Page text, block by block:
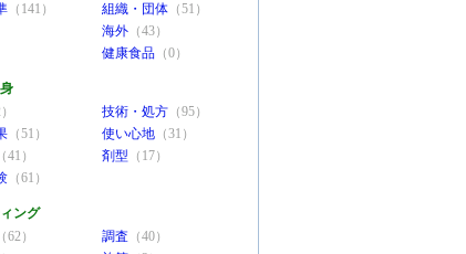
（141） 組織・団体 （51）
海外 （43）
健康食品 （0）
技術・処方 （95）
（51） 使い心地 （31）
（41） 剤型 （17）
（61）
ング
（62） 調査 （40）